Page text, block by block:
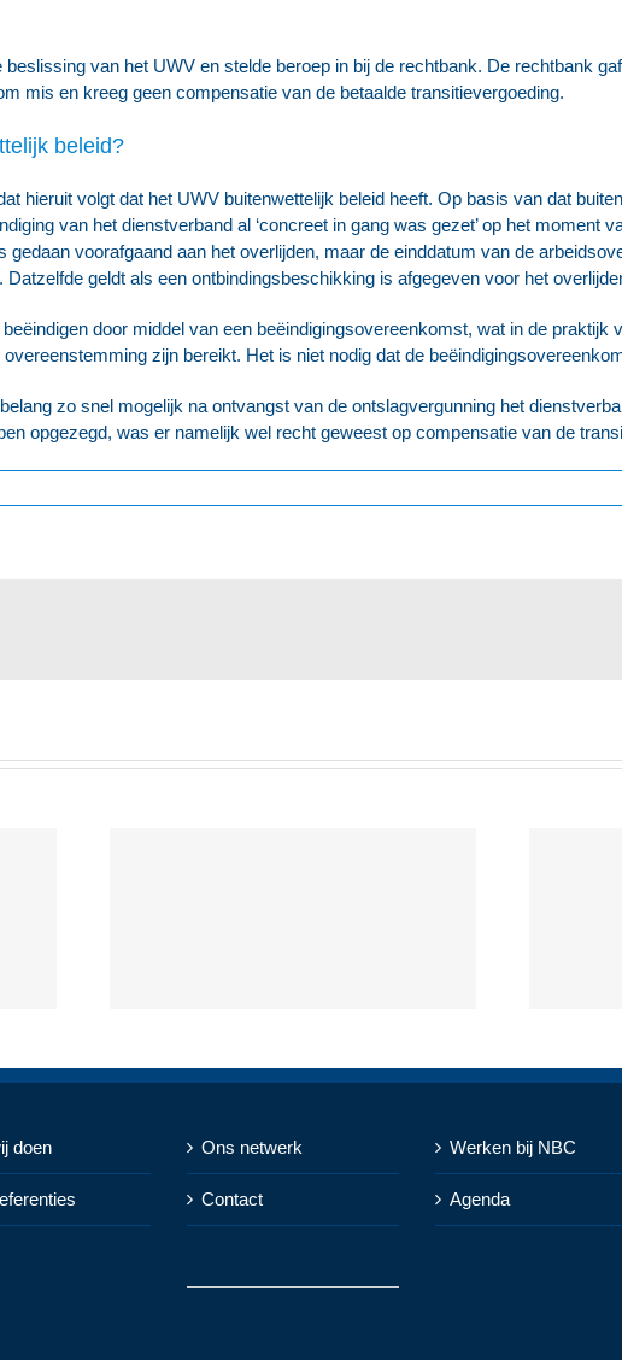
van het UWV en stelde beroep in bij de rechtbank. De rechtbank
mis en kreeg geen compensatie van de betaalde transitievergoeding.
beleid?
hieruit volgt dat het UWV buitenwettelijk beleid heeft. Op basis van dat
van het dienstverband al ‘concreet in gang was gezet’ op het moment
voorafgaand aan het overlijden, maar de einddatum van de
geldt als een ontbindingsbeschikking is afgegeven voor het
door middel van een beëindigingsovereenkomst, wat in de praktijk
overeenstemming zijn bereikt. Het is niet nodig dat de
zo snel mogelijk na ontvangst van de ontslagvergunning het
opgezegd, was er namelijk wel recht geweest op compensatie van de
doen Ons netwerk
Contact
Werken bij NBC
Agenda